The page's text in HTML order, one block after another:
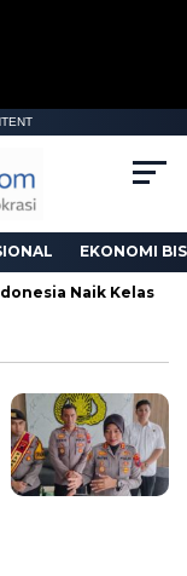
EKONOMI
Naik Kelas